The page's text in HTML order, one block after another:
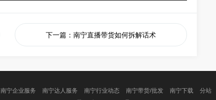
下一篇：南宁直播带货如何拆解话术
南宁企业服务 南宁达人服务 南宁行业动态 南宁带货/批发 南宁下载 分站